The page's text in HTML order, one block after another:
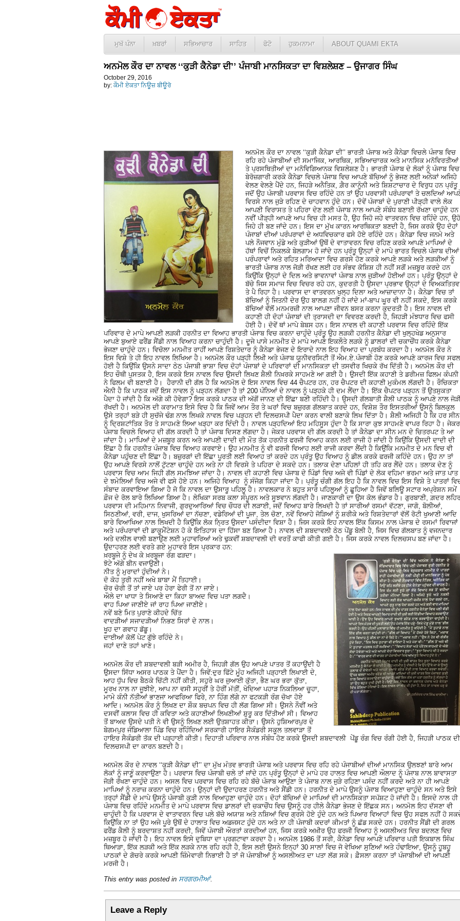
ਮੁਖੱ ਪੰਨਾ ਖ਼ਬਰਾਂ ਸਭਿਆਚਾਰ ਸਾਹਿਤ ਫੋਟੋ ਹੁਕਮਨਾਮਾ ABOUT QUAMI EKTA
ਅਨਮੋਲ ਕੌਰ ਦਾ ਨਾਵਲ ‘‘ਕੁੜੀ ਕੈਨੇਡਾ ਦੀ’’ ਪੰਜਾਬੀ ਮਾਨਸਿਕਤਾ ਦਾ ਵਿਸ਼ਲੇਸ਼ਣ – ਉਜਾਗਰ ਸਿੰਘ
October 29, 2016
by: ਕੌਮੀ ਏਕਤਾ ਨਿਊਜ਼ ਬੀਊਰੋ
ਅਨਮੋਲ ਕੌਰ ਦਾ ਨਾਵਲ ‘‘ਕੁੜੀ ਕੈਨੇਡਾ ਦੀ’’ ਭਾਰਤੀ ਪੰਜਾਬ ਅਤੇ ਕੈਨੇਡਾ ਵਿਚਲੇ ਪੰਜਾਬ ਵਿਚ
ਰਹਿ ਰਹੇ ਪੰਜਾਬੀਆਂ ਦੀ ਸਮਾਜਿਕ, ਆਰਥਿਕ, ਸਭਿਆਚਾਰਕ ਅਤੇ ਮਾਨਸਿਕ ਮਨੋਵਿਰਤੀਆਂ
ਤੇ ਪ੍ਰਸਥਿਤੀਆਂ ਦਾ ਮਨੋਵਿਗਿਆਨਕ ਵਿਸ਼ਲੇਸ਼ਣ ਹੈ। ਭਾਰਤੀ ਪੰਜਾਬ ਦੇ ਲੋਕਾਂ ਨੂੰ ਪੰਜਾਬ ਵਿਚ
ਬੇਰੋਜ਼ਗਾਰੀ ਕਰਕੇ ਕੈਨੇਡਾ ਵਿਚਲੇ ਪੰਜਾਬ ਵਿਚ ਆਪਣੇ ਬੱਚਿਆਂ ਨੂੰ ਭੇਜਣ ਲਈ ਅਨੇਕਾਂ ਅਜਿਹੇ
ਵੇਲਣ ਵੇਲਣੇ ਪੈਂਦੇ ਹਨ, ਜਿਹੜੇ ਅਨੈਤਿਕ, ਗ਼ੈਰ ਕਾਨੂੰਨੀ ਅਤੇ ਸ਼ਿਸ਼ਟਾਚਾਰ ਦੇ ਵਿਰੁਧ ਹਨ ਪ੍ਰੰਤੂ
ਜਦੋਂ ਉਹ ਪੰਜਾਬੀ ਪਰਵਾਸ ਵਿਚ ਰਹਿੰਦੇ ਹਨ ਤਾਂ ਉਹ ਪਰਵਾਸੀ ਪਰੰਪਰਾਵਾਂ ਤੇ ਚਲਦਿਆਂ
ਵਿਰਸੇ ਨਾਲ ਜੁੜੇ ਰਹਿਣ ਦੇ ਚਾਹਵਾਨ ਹੁੰਦੇ ਹਨ। ਦੋਵੇਂ ਪੰਜਾਬਾਂ ਦੇ ਪੁਰਾਣੀ ਪੀੜ੍ਹੀ ਵਾਲੇ ਲੋਕ
ਆਪਣੀ ਵਿਰਾਸਤ ਤੇ ਪਹਿਰਾ ਦੇਣ ਲਈ ਪੰਜਾਬ ਨਾਲ ਆਪਣੇ ਸੰਬੰਧ ਬਣਾਈ ਰੱਖਣਾ ਚਾਹੁੰਦੇ
ਨਵੀਂ ਪੀੜ੍ਹੀ ਆਪਣੇ ਆਪ ਵਿਚ ਹੀ ਮਸਤ ਹੈ, ਉਹ ਜਿਹੋ ਜਹੇ ਵਾਤਵਰਨ ਵਿਚ ਰਹਿੰਦੇ ਹਨ, ਉਹੋ
ਜਿਹੇ ਹੀ ਬਣ ਜਾਂਦੇ ਹਨ। ਇਸ ਦਾ ਮੁੱਖ ਕਾਰਨ ਆਰਥਿਕਤਾ ਬਣਦੀ ਹੈ, ਜਿਸ ਕਰਕੇ ਉਹ ਦੋਹਾਂ
ਪੰਜਾਬਾਂ ਦੀਆਂ ਪਰੰਪਰਾਵਾਂ ਦੇ ਅਧਵਿਚਕਾਰ ਫਸੇ ਹੋਏ ਰਹਿੰਦੇ ਹਨ। ਕੈਨੇਡਾ ਵਿਚ ਜਨਮੇ ਅਤੇ
ਪਲੇ ਨੌਜਵਾਨ ਮੁੰਡੇ ਅਤੇ ਕੁੜੀਆਂ ਉਥੋਂ ਦੇ ਵਾਤਾਵਰਨ ਵਿਚ ਰਹਿਣ ਕਰਕੇ ਆਪਣੇ ਮਾਪਿਆਂ ਦੇ
ਹੱਥਾਂ ਵਿਚੋਂ ਨਿਕਲਕੇ ਬੇਲਗਾਮ ਹੋ ਜਾਂਦੇ ਹਨ ਪ੍ਰੰਤੂ ਉਨ੍ਹਾਂ ਦੇ ਮਾਪੇ ਭਾਰਤ ਵਿਚਲੇ ਪੰਜਾਬ ਦੀਆਂ
ਪਰੰਪਰਾਵਾਂ ਅਤੇ ਰਹਿਤ ਮਰਿਆਦਾ ਵਿਚ ਗਰਸੇ ਹੋਣ ਕਰਕੇ ਆਪਣੇ ਲੜਕੇ ਅਤੇ ਲੜਕੀਆਂ ਨੂੰ
ਭਾਰਤੀ ਪੰਜਾਬ ਨਾਲ ਜੋੜੀ ਰੱਖਣ ਲਈ ਹਰ ਸੰਭਵ ਕੋਸ਼ਿਸ਼ ਹੀ ਨਹੀਂ ਸਗੋਂ ਮਜ਼ਬੂਰ ਕਰਦੇ ਹਨ
ਕਿਉਂਕਿ ਉਨ੍ਹਾਂ ਦੇ ਦਿਲ ਅਤੇ ਭਾਵਨਾਵਾਂ ਪੰਜਾਬ ਨਾਲ ਜੁੜੀਆਂ ਹੋਈਆਂ ਹਨ। ਪ੍ਰੰਤੂ ਉਨ੍ਹਾਂ ਦੇ
ਬੱਚੇ ਜਿਸ ਸਮਾਜ ਵਿਚ ਵਿਚਰ ਰਹੇ ਹਨ, ਕੁਦਰਤੀ ਹੈ ਉਸਦਾ ਪ੍ਰਭਾਵ ਉਨ੍ਹਾਂ ਦੇ ਵਿਅਕਤਿਤਵ
ਤੇ ਪੈ ਰਿਹਾ ਹੈ। ਪਰਵਾਸ ਦਾ ਵਾਤਵਰਨ ਖੁਲ੍ਹ ਦਿਲਾ ਅਤੇ ਆਜ਼ਾਦਾਨਾ ਹੈ। ਕੈਨੇਡਾ ਵਿਚ ਤਾਂ
ਬੱਚਿਆਂ ਨੂੰ ਜਿਤਨੀ ਦੇਰ ਉਹ ਬਾਲਗ ਨਹੀਂ ਹੋ ਜਾਂਦੇ ਮਾਂ-ਬਾਪ ਘੂਰ ਵੀ ਨਹੀਂ ਸਕਦੇ, ਇਸ ਕਰਕੇ
ਬੱਚਿਆਂ ਵੱਲੋਂ ਮਨਮਰਜ਼ੀ ਨਾਲ ਆਪਣਾ ਜੀਵਨ ਬਸਰ ਕਰਨਾ ਕੁਦਰਤੀ ਹੈ। ਇਸ ਨਾਵਲ ਦੀ
ਕਹਾਣੀ ਹੀ ਦੋਹਾਂ ਪੰਜਾਬਾਂ ਦੀ ਤ੍ਰਾਸਦੀ ਦਾ ਵਿਵਰਣ ਕਰਦੀ ਹੈ, ਜਿਹੜੀ ਮੰਝਧਾਰ ਵਿਚ ਫਸੀ
ਹੋਈ ਹੈ। ਦੋਵੇਂ ਥਾਂ ਮਾਪੇ ਬੇਬਸ ਹਨ। ਇਸ ਨਾਵਲ ਦੀ ਕਹਾਣੀ ਪਰਵਾਸ ਵਿਚ ਰਹਿੰਦੇ ਇੱਕ
ਪਰਿਵਾਰ ਦੇ ਮਾਪੇ ਆਪਣੀ ਲੜਕੀ ਹਰਨੀਤ ਦਾ ਵਿਆਹ ਭਾਰਤੀ ਪੰਜਾਬ ਵਿਚ ਕਰਨਾ ਚਾਹੁੰਦੇ ਪ੍ਰੰਤੂ ਉਹ ਲੜਕੀ ਹਰਨੀਤ ਕੈਨੇਡਾ ਦੀ ਖੁਲ੍ਹਖੇਡ ਅਨੁਸਾਰ
ਆਪਣੇ ਬੁਆਏ ਫਰੈਂਡ ਸੈਂਡੀ ਨਾਲ ਵਿਆਹ ਕਰਨਾ ਚਾਹੁੰਦੀ ਹੈ। ਦੂਜੇ ਪਾਸੇ ਮਨਮੀਤ ਦੇ ਮਾਪੇ ਆਪਣੇ ਇਕਲੌਤੇ ਲੜਕੇ ਨੂੰ ਡਾਲਰਾਂ ਦੀ ਚਕਾਚੌਂਧ ਕਰਕੇ ਕੈਨੇਡਾ
ਭੇਜਣਾ ਚਾਹੁੰਦੇ ਹਨ। ਵਿਚੋਲਾ ਮਨਮੀਤ ਰਾਹੀਂ ਆਪਣੇ ਰਿਸ਼ਤੇਦਾਰ ਨੂੰ ਕੈਨੇਡਾ ਭੇਜਣ ਦੇ ਇਰਾਦੇ ਨਾਲ ਇਹ ਵਿਆਹ ਦਾ ਪ੍ਰਬੰਧ ਕਰਦਾ ਹੈ। ਅਨਮੋਲ ਕੌਰ ਨੇ
ਇਸ ਵਿਸ਼ੇ ਤੇ ਹੀ ਇਹ ਨਾਵਲ ਲਿਖਿਆ ਹੈ। ਅਨਮੋਲ ਕੌਰ ਪੜ੍ਹੀ ਲਿਖੀ ਅਤੇ ਪੰਜਾਬ ਯੂਨੀਵਰਸਿਟੀ ਤੋਂ ਐਮ.ਏ.ਪੰਜਾਬੀ ਹੋਣ ਕਰਕੇ ਆਪਣੇ ਕਾਰਜ ਵਿਚ ਸਫਲ
ਹੋਈ ਹੈ ਕਿਉਂਕਿ ਉਸਨੇ ਸਾਦਾ ਠੇਠ ਪੰਜਾਬੀ ਭਾਸ਼ਾ ਵਿਚ ਦੋਹਾਂ ਪੰਜਾਬਾਂ ਦੇ ਪਰਿਵਾਰਾਂ ਦੀ ਮਾਨਸਿਕਤਾ ਦੀ ਤਸਵੀਰ ਖਿਚਕੇ ਰੱਖ ਦਿੱਤੀ ਹੈ। ਅਨਮੋਲ ਕੌਰ ਦੀ
ਇਹ ਚੌਥੀ ਪੁਸਤਕ ਹੈ, ਇਸ ਕਰਕੇ ਇਸ ਨਾਵਲ ਵਿਚ ਉਸਦੀ ਲਿਖਣ ਸ਼ੈਲੀ ਨਿਖ਼ਰਕੇ ਸਾਹਮਣੇ ਆ ਗਈ ਹੈ। ਉਸਦੀ ਇੱਕ ਕਹਾਣੀ ਤੇ ਡਰੀਮਜ਼ ਫਿਲਮ ਕੰਪਨੀ
ਨੇ ਫਿਲਮ ਵੀ ਬਣਾਈ ਹੈ। ਹੈਰਾਨੀ ਦੀ ਗੱਲ ਹੈ ਕਿ ਅਨਮੋਲ ਦੇ ਇਸ ਨਾਵਲ ਵਿਚ 44 ਚੈਪਟਰ ਹਨ, ਹਰ ਚੈਪਟਰ ਦੀ ਕਹਾਣੀ ਮੁਕੰਮਲ ਲੱਗਦੀ ਹੈ। ਰੌਚਿਕਤਾ
ਐਨੀ ਹੈ ਕਿ ਪਾਠਕ ਜਦੋਂ ਇਸ ਨਾਵਲ ਨੂੰ ਪੜ੍ਹਨ ਲੱਗਦਾ ਹੈ ਤਾਂ 200 ਪੰਨਿਆਂ ਦੇ ਨਾਵਲ ਨੂੰ ਪੜ੍ਹਕੇ ਹੀ ਦਮ ਲੈਂਦਾ ਹੈ। ਇੱਕ ਚੈਪਟਰ ਪੜ੍ਹਨ ਤੋਂ ਉਤਸੁਕਤਾ
ਪੈਦਾ ਹੋ ਜਾਂਦੀ ਹੈ ਕਿ ਅੱਗੇ ਕੀ ਹੋਵੇਗਾ? ਇਸ ਕਰਕੇ ਪਾਠਕ ਦੀ ਅੱਗੋਂ ਜਾਨਣ ਦੀ ਇੱਛਾ ਬਣੀ ਰਹਿੰਦੀ ਹੈ। ਉਸਦੀ ਗੱਲਬਾਤੀ ਸ਼ੈਲੀ ਪਾਠਕ ਨੂੰ ਆਪਣੇ ਨਾਲ
ਰੱਖਦੀ ਹੈ। ਅਨਮੋਲ ਦੀ ਕਰਾਮਾਤ ਇਸੇ ਵਿਚ ਹੈ ਕਿ ਜਿਵੇਂ ਆਮ ਤੌਰ ਤੇ ਘਰਾਂ ਵਿਚ ਬਜ਼ੁਰਗ ਗੱਲਬਾਤ ਕਰਦੇ ਹਨ, ਵਿਸ਼ੇਸ਼ ਤੌਰ ਇਸਤਰੀਆਂ ਉਸਨੂੰ ਬਿਲਕੁਲ
ਉਸੇ ਤਰ੍ਹਾਂ ਬੜੇ ਹੀ ਸੁਚੱਜੇ ਢੰਗ ਨਾਲ ਲਿਖਕੇ ਨਾਵਲ ਵਿਚ ਪੜ੍ਹਨ ਦੀ ਦਿਲਚਸਪੀ ਪੈਦਾ ਕਰਨ ਵਾਲੀ ਬਣਾਕੇ ਲਿਖ ਦਿੱਤਾ ਹੈ। ਸ਼ੈਲੀ ਅਜਿਹੀ ਹੈ ਕਿ ਹਰ ਸੀਨ
ਨੂੰ ਦ੍ਰਿਸ਼ਟਾਂਤਿਕ ਤੌਰ ਤੇ ਸਾਹਮਣੇ ਲਿਆ ਖੜ੍ਹਾ ਕਰ ਦਿੰਦੀ ਹੈ। ਨਾਵਲ ਪੜ੍ਹਦਿਆਂ ਇਹ ਮਹਿਸੂਸ ਹੁੰਦਾ ਹੈ ਕਿ ਸਾਰਾ ਕੁਝ ਸਾਹਮਣੇ ਵਾਪਰ ਰਿਹਾ ਹੈ। ਜੇਕਰ
ਪੰਜਾਬ ਵਿਚਲੇ ਵਿਆਹ ਦੀ ਗੱਲ ਕਰਦੀ ਹੈ ਤਾਂ ਪੰਜਾਬ ਦਿਸਣ ਲੱਗਦਾ ਹੈ। ਜੇਕਰ ਪਰਵਾਸ ਦੀ ਗੱਲ ਕਰਦੀ ਹੈ ਤਾਂ ਕੈਨੇਡਾ ਦਾ ਸੀਨ ਮਨ ਦੇ ਚਿਤਰਪਟ ਤੇ ਆ
ਜਾਂਦਾ ਹੈ। ਮਾਪਿਆਂ ਦੇ ਮਜ਼ਬੂਰ ਕਰਨ ਅਤੇ ਆਪਣੀ ਦਾਦੀ ਦੀ ਮੌਤ ਤੱਕ ਹਰਨੀਤ ਫਰਜੀ ਵਿਆਹ ਕਰਨ ਲਈ ਰਾਜੀ ਹੋ ਜਾਂਦੀ ਹੈ ਕਿਉਂਕਿ ਉਸਦੀ ਦਾਦੀ ਦੀ
ਇੱਛਾ ਹੈ ਕਿ ਹਰਨੀਤ ਪੰਜਾਬ ਵਿਚ ਵਿਆਹ ਕਰਵਾਏ। ਉਹ ਮਨਮੀਤ ਨੂੰ ਵੀ ਫਰਜੀ ਵਿਆਹ ਲਈ ਰਾਜੀ ਕਰਵਾ ਲੈਂਦੀ ਹੈ ਕਿਉਂਕਿ ਮਨਮੀਤ ਦੇ ਮਨ ਵਿਚ ਵੀ
ਕੈਨੇਡਾ ਪਹੁੰਚਣ ਦੀ ਇੱਛਾ ਹੈ। ਬਜ਼ੁਰਗਾਂ ਦੀ ਇੱਛਾ ਪੂਰਤੀ ਲਈ ਵਿਆਹ ਤਾਂ ਕਰਦੇ ਹਨ ਪ੍ਰੰਤੂ ਉਹ ਵਿਆਹ ਨੂੰ ਡੀਲ ਕਰਕੇ ਫਰਜੀ ਕਹਿੰਦੇ ਹਨ। ਉਹ ਨਾ ਤਾਂ
ਉਹ ਆਪਣੇ ਵਿਰਸੇ ਨਾਲੋਂ ਟੁੱਟਣਾ ਚਾਹੁੰਦੇ ਹਨ ਅਤੇ ਨਾ ਹੀ ਵਿਰਸੇ ਤੇ ਪਹਿਰਾ ਦੇ ਸਕਦੇ ਹਨ। ਤਲਾਕ ਦੇਣਾ ਪਹਿਲਾਂ ਹੀ ਤਹਿ ਕਰ ਲੈਂਦੇ ਹਨ। ਤਲਾਕ ਦੇਣ ਨੂੰ
ਪਰਵਾਸ ਵਿਚ ਆਮ ਜਿਹੀ ਗੱਲ ਸਮਝਿਆ ਜਾਂਦਾ ਹੈ। ਨਾਵਲ ਦੀ ਕਹਾਣੀ ਵਿਚ ਪੰਜਾਬ ਦੇ ਪਿੰਡਾਂ ਵਿਚ ਅਜੇ ਵੀ ਪਿੰਡਾਂ ਦੇ ਲੋਕ ਵਹਿਮਾ ਭਰਮਾ ਅਤੇ ਜਾਤ ਪਾਤ
ਦੇ ਝਮੇਲਿਆਂ ਵਿਚ ਅਜੇ ਵੀ ਫਸੇ ਹੋਏ ਹਨ। ਅਜਿਹੇ ਵਿਆਹ ਨੂੰ ਸੰਜੋਗ ਕਿਹਾ ਜਾਂਦਾ ਹੈ। ਪ੍ਰੰਤੂ ਚੰਗੀ ਗੱਲ ਇਹ ਹੈ ਕਿ ਨਾਵਲ ਵਿਚ ਇਸ ਵਿਸ਼ੇ ਤੇ ਪਾਤਰਾਂ
ਸੰਬਾਦ ਕਰਵਾਇਆ ਗਿਆ ਹੈ ਜੋ ਕਿ ਨਾਵਲ ਦਾ ਉਸਾਰੂ ਪਹਿਲੂ ਹੈ। ਨਾਵਲਕਾਰ ਨੇ ਬਹੁਤ ਸਾਰੇ ਪਹਿਲੂਆਂ ਨੂੰ ਛੂਹਿਆ ਹੈ ਜਿਵੇਂ ਬਲਿਊ ਸਟਾਰ ਅਪ੍ਰੇਸ਼ਨ ਸਮੇਂ
ਫ਼ੌਜ ਦੇ ਰੋਲ ਬਾਰੇ ਲਿਖਿਆ ਗਿਆ ਹੈ। ਲੇਖਿਕਾ ਸਰਬ ਕਲਾ ਸੰਪੂਰਨ ਅਤੇ ਸੂਝਵਾਨ ਲੱਗਦੀ ਹੈ। ਜਾਣਕਾਰੀ ਦਾ ਉਸ ਕੋਲ ਭੰਡਾਰ ਹੈ। ਗੁਰਬਾਣੀ, ਗ਼ਦਰ
ਪਰਵਾਸ ਦੀ ਮਹਿਮਾਨ ਨਿਵਾਜੀ, ਗੁਰਦੁਆਰਿਆਂ ਵਿਚ ਚੌਧਰ ਦੀ ਲੜਾਈ, ਜਦੋਂ ਵਿਆਹ ਬਾਰੇ ਲਿਖਦੀ ਹੈ ਤਾਂ ਸਾਰੀਆਂ ਰਸਮਾਂ ਵੱਟਣਾ, ਜਾਗੋ, ਬੋਲੀਆਂ,
ਸਿਠਣੀਆਂ, ਵਰੀ, ਦਾਜ, ਖੁਸਰਿਆਂ ਦਾ ਨੱਚਣਾ, ਵਡੇਰਿਆਂ ਦੀ ਪੂਜਾ, ਤੇਲ ਚੋਣਾ, ਨਵੇਂ ਵਿਆਹੇ ਜੋੜਿਆਂ ਨੂੰ ਸ਼ਰੀਕੇ ਅਤੇ ਰਿਸ਼ਤੇਦਾਰਾਂ ਵੱਲੋਂ ਰੋਟੀ ਖੁਆਣੀ ਆਦਿ
ਬਾਰੇ ਵਿਆਖਿਆ ਨਾਲ ਲਿਖਦੀ ਹੈ ਕਿਉਂਕਿ ਲੋਕ ਨ੍ਰਿਤ ਉਸਦਾ ਪਸੰਦੀਦਾ ਵਿਸ਼ਾ ਹੈ। ਜਿਸ ਕਰਕੇ ਇਹ ਨਾਵਲ ਇੱਕ ਕਿਸਮ ਨਾਲ ਪੰਜਾਬ ਦੇ ਰਸਮਾਂ ਰਿਵਾਜਾਂ
ਅਤੇ ਪਰੰਪਰਾਵਾਂ ਦੀ ਡਾਕੂਮੈਂਟੇਸ਼ਨ ਹੋ ਕੇ ਇਤਿਹਾਸ ਦਾ ਹਿੱਸਾ ਬਣ ਗਿਆ ਹੈ। ਨਾਵਲ ਦੀ ਸ਼ਬਦਾਵਲੀ ਠੇਠ ਪੇਂਡੂ ਬੋਲੀ ਹੈ, ਜਿਸ ਵਿਚ ਗੱਲਬਾਤ ਨੂੰ ਵਜਨਦਾਰ
ਅਤੇ ਦਲੀਲ ਵਾਲੀ ਬਣਾਉਣ ਲਈ ਮੁਹਾਵਰਿਆਂ ਅਤੇ ਢੁਕਵੀਂ ਸ਼ਬਦਾਵਲੀ ਦੀ ਵਰਤੋਂ ਕਾਫੀ ਕੀਤੀ ਗਈ ਹੈ। ਜਿਸ ਕਰਕੇ ਨਾਵਲ ਦਿਲਚਸਪ ਬਣ ਜਾਂਦਾ ਹੈ।
ਉਦਾਹਰਣ ਲਈ ਵਰਤੇ ਗਏ ਮੁਹਾਵਰੇ ਇਸ ਪ੍ਰਕਾਰ ਹਨ:
ਖ਼ਰਬੂਜੇ ਨੂੰ ਦੇਖ ਕੇ ਖ਼ਰਬੂਜਾ ਰੰਗ ਫੜਦਾ।
ਝੋਟੇ ਅੱਗੇ ਬੀਨ ਵਜਾਉਣੀ।
ਨੀਤ ਨੂੰ ਮੁਰਾਦਾਂ ਹੁੰਦੀਆਂ ਨੇ।
ਦੋ ਕੋਹ ਤੁਰੀ ਨਹੀਂ ਅਖੇ ਬਾਬਾ ਮੈਂ ਤਿਹਾਈ।
ਚੋਰ ਚੋਰੀ ਤੋਂ ਤਾਂ ਜਾਏ ਪਰ ਹੇਰਾ ਫੇਰੀ ਤੋਂ ਨਾ ਜਾਏ।
ਔਲੇ ਦਾ ਖਾਧਾ ਤੇ ਸਿਆਣੇ ਦਾ ਕਿਹਾ ਬਾਅਦ ਵਿਚ ਪਤਾ ਲਗਦੈ।
ਵਾਹ ਪਿਆ ਜਾਣੀਏ ਜਾਂ ਰਾਹ ਪਿਆ ਜਾਣੀਏ।
ਨਵੇਂ ਬਣੇ ਮਿਤ ਪੁਰਾਣੇ ਕੀਹਦੇ ਚਿੱਤ
ਵਾਦੜੀਆਂ ਸਜਾਦੜੀਆਂ ਨਿਭਣ ਸਿਰਾਂ ਦੇ ਨਾਲ।
ਖੂਹ ਦਾ ਗਵਾਹ ਡੱਡੂ।
ਦਾਈਆਂ ਕੋਲੋਂ ਪੇਟ ਗੁੱਝੇ ਰਹਿੰਦੇ ਨੇ।
ਜਹਾਂ ਦਾਣੇ ਤਹਾਂ ਖਾਣੇ।
ਅਨਮੋਲ ਕੌਰ ਦੀ ਸ਼ਬਦਾਵਲੀ ਬੜੀ ਅਮੀਰ ਹੈ, ਜਿਹੜੀ ਗੱਲ ਉਹ ਆਪਣੇ ਪਾਤਰ ਤੋਂ ਕਹਾਉਂਦੀ ਹੈ
ਉਸਦਾ ਸਿੱਧਾ ਅਸਰ ਪਾਠਕ ਤੇ ਪੈਂਦਾ ਹੈ। ਜਿਵੇਂ:ਦੁਰ ਫਿੱਟੇ ਮੂੰਹ ਅਜਿਹੀ ਪੜ੍ਹਾਈ ਲਿਖਾਈ ਦੇ,
ਆਹ ਧੁੱਪ ਵਿਚ ਬੈਠਕੇ ਚਿੱਟੀ ਨਹੀਂ ਕੀਤੀ, ਸਹੁਰੇ ਘਰ ਜੁਆਈ ਕੁੱਤਾ, ਭੈਣ ਘਰ ਭਰਾ ਕੁੱਤਾ,
ਮੂਰਖ ਨਾਲ ਨਾ ਜੂਝੀਏ, ਆਪ ਨਾ ਵਸੀ ਸਹੁਰੀਂ ਤੇ ਹੋਰੀਂ ਮੱਤੀਂ, ਖੋਦਿਆ ਪਹਾੜ ਨਿਕਲਿਆ ਚੂਹਾ,
ਮਾਮੇ ਕੰਨੀ ਨੱਤੀਆਂ ਭਾਣਜਾ ਆਫਰਿਆ ਫਿਰੇ, ਨਾ ਹਿੰਗ ਲੱਗੇ ਨਾ ਫਟਕੜੀ ਰੰਗ ਚੋਖਾ ਹੋਏ
ਆਦਿ। ਅਨਮੋਲ ਕੌਰ ਨੂੰ ਲਿਖਣ ਦਾ ਸ਼ੌਕ ਬਚਪਨ ਵਿਚ ਹੀ ਲੱਗ ਗਿਆ ਸੀ। ਉਸਨੇ ਨੌਵੀਂ ਅਤੇ
ਦਸਵੀਂ ਕਲਾਸ ਵਿਚ ਹੀ ਕਵਿਤਾ ਅਤੇ ਕਹਾਣੀਆਂ ਲਿਖਣੀਆਂ ਸ਼ੁਰੂ ਕਰ ਦਿੱਤੀਆਂ ਸੀ। ਵਿਆਹ
ਤੋਂ ਬਾਅਦ ਉਸਦੇ ਪਤੀ ਨੇ ਵੀ ਉਸਨੂੰ ਲਿਖਣ ਲਈ ਉਤਸ਼ਾਹਤ ਕੀਤਾ। ਉਸਨੇ ਹੁਸ਼ਿਆਰਪੁਰ ਦੇ
ਬੇਗਮਪੁਰ ਜੰਡਿਆਲਾ ਪਿੰਡ ਵਿਚ ਰਹਿੰਦਿਆਂ ਸਰਕਾਰੀ ਹਾਇਰ ਸੈਕੰਡਰੀ ਸਕੂਲ ਤਲਵਾੜਾ ਤੋਂ
ਹਾਇਰ ਸੈਕੰਡਰੀ ਤੱਕ ਦੀ ਪੜ੍ਹਾਈ ਕੀਤੀ। ਦਿਹਾਤੀ ਪਰਿਵਾਰ ਨਾਲ ਸੰਬੰਧ ਹੋਣ ਕਰਕੇ ਉਸਦੀ ਸ਼ਬਦਾਵਲੀ ਪੇਂਡੂ ਰੰਗ ਵਿਚ ਰੰਗੀ ਹੋਈ ਹੈ, ਜਿਹੜੀ ਪਾਠਕ ਦੀ
ਦਿਲਚਸਪੀ ਦਾ ਕਾਰਨ ਬਣਦੀ ਹੈ।
ਅਨਮੋਲ ਕੌਰ ਦੇ ਨਾਵਲ ‘‘ਕੁੜੀ ਕੈਨੇਡਾ ਦੀ’’ ਦਾ ਮੁੱਖ ਮੰਤਵ ਭਾਰਤੀ ਪੰਜਾਬ ਅਤੇ ਪਰਵਾਸ ਵਿਚ ਰਹਿ ਰਹੇ ਪੰਜਾਬੀਆਂ ਦੀਆਂ ਮਾਨਸਿਕ ਉਲਝਣਾਂ ਬਾਰੇ ਆਮ
ਲੋਕਾਂ ਨੂੰ ਜਾਣੂੰ ਕਰਵਾਉਣਾ ਹੈ। ਪਰਵਾਸ ਵਿਚ ਪੰਜਾਬੀ ਚਲੇ ਤਾਂ ਜਾਂਦੇ ਹਨ ਪ੍ਰੰਤੂ ਉਨ੍ਹਾਂ ਦੇ ਮਾਪੇ ਹਰ ਹਾਲਤ ਵਿਚ ਆਪਣੀ ਔਲਾਦ ਨੂੰ ਪੰਜਾਬ ਨਾਲ ਬਾਵਾਸਤਾ
ਜੋੜੀ ਰੱਖਣਾ ਚਾਹੁੰਦੇ ਹਨ। ਅਸਲ ਵਿਚ ਪਰਵਾਸ ਵਿਚ ਰਹਿ ਰਹੇ ਬੱਚੇ ਪੰਜਾਬ ਆਉਣਾ ਤੇ ਪੰਜਾਬ ਨਾਲ ਜੁੜੇ ਰਹਿਣਾ ਪਸੰਦ ਨਹੀਂ ਕਰਦੇ ਅਤੇ ਨਾ ਹੀ ਆਪਣੇ
ਮਾਪਿਆਂ ਨੂੰ ਨਰਾਜ਼ ਕਰਨਾ ਚਾਹੁੰਦੇ ਹਨ। ਉਨ੍ਹਾਂ ਦੀ ਉਦਾਹਰਣ ਹਰਨੀਤ ਅਤੇ ਸੈਂਡੀ ਹਨ। ਹਰਨੀਤ ਦੇ ਮਾਪੇ ਉਸਨੂੰ ਪੰਜਾਬ ਵਿਆਹੁਣਾ ਚਾਹੁੰਦੇ ਸਨ ਅਤੇ ਇਸੇ
ਤਰ੍ਹਾਂ ਸੈਂਡੀ ਦੇ ਮਾਪੇ ਉਸਨੂੰ ਪੰਜਾਬੀ ਕੁੜੀ ਨਾਲ ਵਿਆਹੁਣਾ ਚਾਹੁੰਦੇ ਹਨ। ਦੋਹਾਂ ਬੱਚਿਆਂ ਦੇ ਮਾਪਿਆਂ ਦੀ ਮਾਨਸਿਕਤਾ ਸਪੱਸ਼ਟ ਹੋ ਜਾਂਦੀ ਹੈ। ਇਸਦੇ ਨਾਲ ਹੀ
ਪੰਜਾਬ ਵਿਚ ਰਹਿੰਦੇ ਮਨਮੀਤ ਦੇ ਮਾਪੇ ਪਰਵਾਸ ਵਿਚ ਡਾਲਰਾਂ ਦੀ ਚਕਾਚੌਂਧ ਵਿਚ ਉਸਨੂੰ ਹਰ ਹੀਲੇ ਕੈਨੇਡਾ ਭੇਜਣ ਦੇ ਇੱਛਕ ਸਨ। ਅਨਮੋਲ ਇਹ ਦੱਸਣਾ ਵੀ
ਚਾਹੁੰਦੀ ਹੈ ਕਿ ਪਰਵਾਸ ਦੇ ਵਾਤਾਵਰਨ ਵਿਚ ਪਲੇ ਬੱਚੇ ਅਯਾਸ਼ ਅਤੇ ਨਸ਼ਿਆਂ ਵਿਚ ਗ੍ਰਸੇ ਹੋਏ ਹੁੰਦੇ ਹਨ ਅਤੇ ਪਿਆਰ ਵਿਆਹਾਂ ਵਿਚ ਉਹ ਸਫਲ ਨਹੀਂ ਹੋ
ਕਿਉਂਕਿ ਨਾ ਤਾਂ ਉਹ ਅਜੇ ਪੂਰੇ ਉਥੋਂ ਦੇ ਹਾਲਾਤ ਵਿਚ ਅਡਜਸਟ ਹੁੰਦੇ ਹਨ ਅਤੇ ਨਾ ਹੀ ਪੰਜਾਬੀ ਕਦਰਾਂ ਕੀਮਤਾਂ ਨੂੰ ਛੱਡ ਸਕਦੇ ਹਨ। ਹਰਨੀਤ ਸੈਂਡੀ ਦੀ ਗਰਲ
ਫਰੈਂਡ ਕੈਲੀ ਨੂੰ ਬਰਦਾਸ਼ਤ ਨਹੀਂ ਕਰਦੀ, ਜਿਵੇਂ ਪੰਜਾਬੀ ਔਰਤਾਂ ਕਰਦੀਆਂ ਹਨ, ਜਿਸ ਕਰਕੇ ਅਖ਼ੀਰ ਉਹ ਫਰਜੀ ਵਿਆਹ ਨੂੰ ਅਸਲੀਅਤ ਵਿਚ ਬਦਲਣ ਵਿਚ
ਮਜ਼ਬੂਰ ਹੋ ਜਾਂਦੀ ਹੈ। ਇਹ ਨਾਵਲ ਇਸੇ ਦੁਬਿਧਾ ਦਾ ਪ੍ਰਗਟਾਵਾ ਕਰਦਾ ਹੈ। ਅਨਮੋਲ 1986 ਤੋਂ ਸਰੀ, ਕੈਨੇਡਾ ਵਿਚ ਆਪਣੇ ਪਰਿਵਾਰ ਪਤੀ ਇਕਬਾਲ ਸਿੰਘ
ਥਿਆੜਾ, ਇੱਕ ਲੜਕੀ ਅਤੇ ਇੱਕ ਲੜਕੇ ਨਾਲ ਰਹਿ ਰਹੀ ਹੈ, ਇਸ ਲਈ ਉਸਨੇ ਇਨ੍ਹਾਂ 30 ਸਾਲਾਂ ਵਿਚ ਜੋ ਵੇਖਿਆ ਸੁਣਿਆਂ ਅਤੇ ਹੰਢਾਇਆ, ਉਸਨੂੰ ਹੂਬਹੂ
ਪਾਠਕਾਂ ਦੇ ਗੋਚਰੇ ਕਰਕੇ ਆਪਣੀ ਜ਼ਿੰਮੇਵਾਰੀ ਨਿਭਾਈ ਹੈ ਤਾਂ ਜੋ ਪੰਜਾਬੀਆਂ ਨੂੰ ਅਸਲੀਅਤ ਦਾ ਪਤਾ ਲੱਗ ਸਕੇ। ਫ਼ੈਸਲਾ ਕਰਨਾ ਤਾਂ ਪੰਜਾਬੀਆਂ ਦੀ ਆਪਣੀ
ਮਰਜੀ ਹੈ।
This entry was posted in ਸਰਗਰਮੀਆਂ.
Leave a Reply